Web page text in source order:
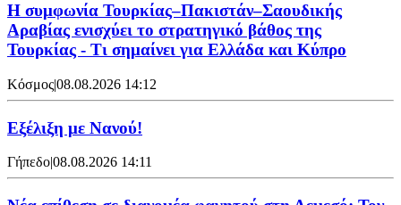
Η συμφωνία Τουρκίας–Πακιστάν–Σαουδικής
Αραβίας ενισχύει το στρατηγικό βάθος της
Τουρκίας - Τι σημαίνει για Ελλάδα και Κύπρο
Κόσμος|08.08.2026 14:12
Εξέλιξη με Νανού!
Γήπεδο|08.08.2026 14:11